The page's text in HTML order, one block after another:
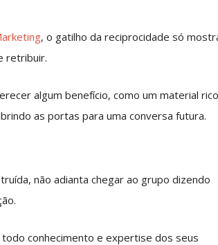
, o gatilho da reciprocidade só
retribuir.
algum benefício, como um material
as portas para uma conversa futura.
não adianta chegar ao grupo dizendo
conhecimento e expertise dos seus